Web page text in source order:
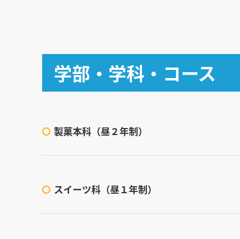
学部・学科・コース
製菓本科（昼２年制）
スイーツ科（昼１年制）